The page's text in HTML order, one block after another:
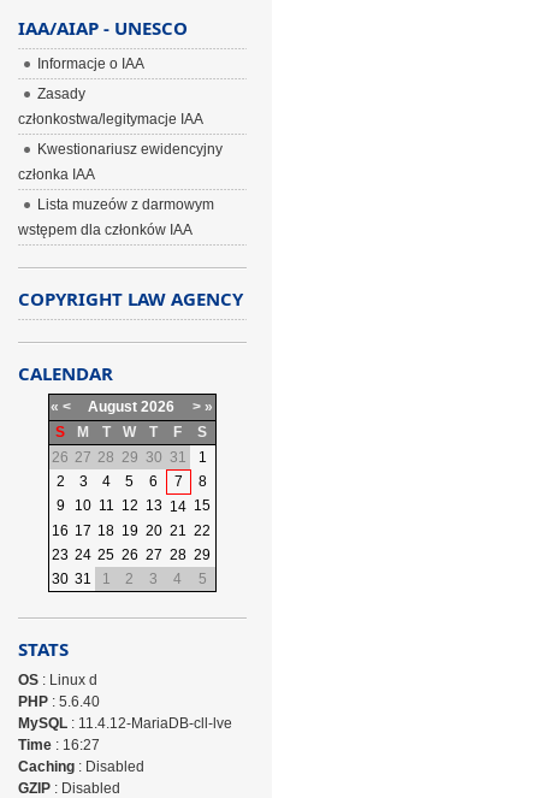
IAA/AIAP - UNESCO
Informacje o IAA
Zasady
członkostwa/legitymacje IAA
Kwestionariusz ewidencyjny
członka IAA
Lista muzeów z darmowym
wstępem dla członków IAA
COPYRIGHT LAW AGENCY
CALENDAR
« < August 2026 > »
S
M T W T F
S
26 27 28 29 30 31
1
2
3 4 5 6 7
8
9
10 11 12 13 14 15
16 17 18 19 20 21 22
23 24 25 26 27 28 29
30 31 1 2 3 4 5
STATS
OS: Linux d
PHP: 5.6.40
MySQL: 11.4.12-MariaDB-cll-lve
Time: 16:27
Caching: Disabled
GZIP: Disabled